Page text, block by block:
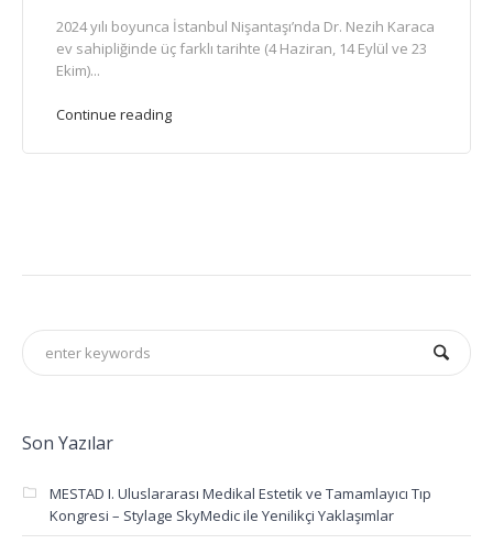
2024 yılı boyunca İstanbul Nişantaşı’nda Dr. Nezih Karaca
ev sahipliğinde üç farklı tarihte (4 Haziran, 14 Eylül ve 23
Ekim)...
Continue reading
Son Yazılar
MESTAD I. Uluslararası Medikal Estetik ve Tamamlayıcı Tıp
Kongresi – Stylage SkyMedic ile Yenilikçi Yaklaşımlar